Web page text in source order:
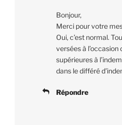
Bonjour,
Merci pour votre
Oui, c’est normal.
versées à l’occasion
supérieures à
dans le différé
Répondre